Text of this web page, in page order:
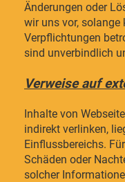
Änderungen oder
wir uns vor, solange
Verpflichtungen
sind unverbindlich
Verweise auf
Inhalte von
indirekt verlinken,
Einflussbereichs.
Schäden oder
solcher